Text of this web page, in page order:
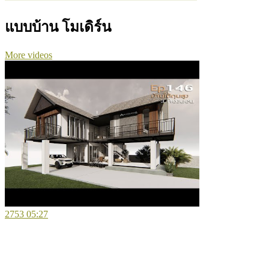
แบบบ้าน โมเดิร์น
More videos
2753 05:27